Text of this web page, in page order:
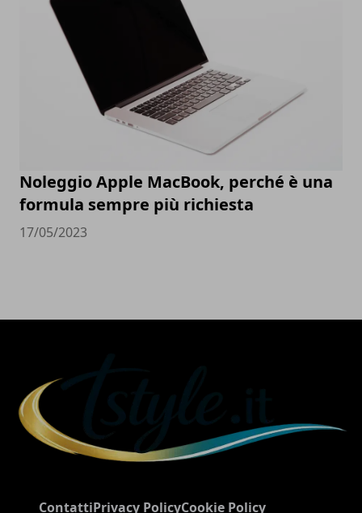
Noleggio Apple MacBook, perché è una
formula sempre più richiesta
17/05/2023
ContattiPrivacy PolicyCookie Policy